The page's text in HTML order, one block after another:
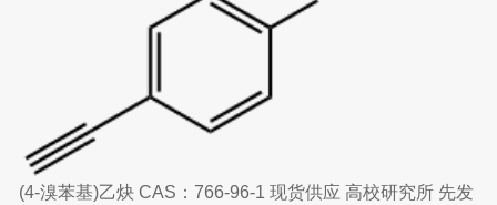
(4-溴苯基)乙炔 CAS：766-96-1 现货供应 高校研究所 先发